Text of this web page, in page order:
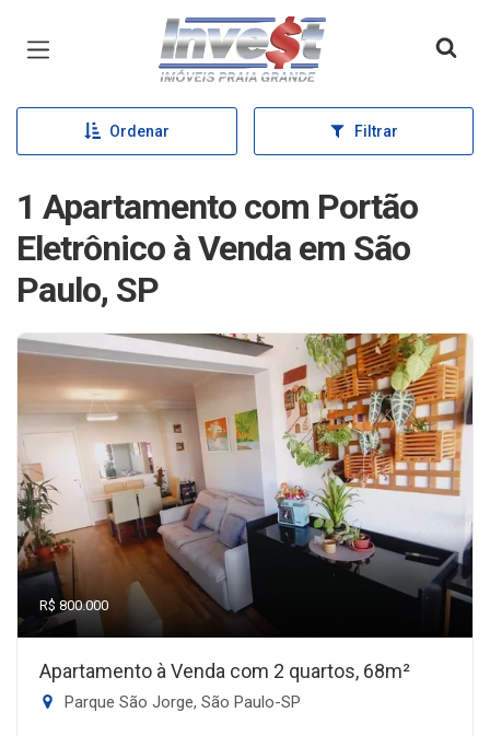
Página inicial
Ordenar Filtrar
1 Apartamento com Portão
Eletrônico à Venda em São
Paulo, SP
R$ 800.000
Apartamento à Venda com 2 quartos, 68m²
Parque São Jorge, São Paulo-SP